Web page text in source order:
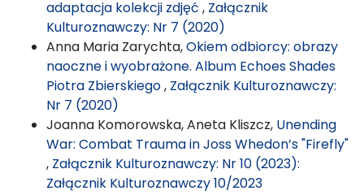
adaptacja kolekcji zdjęć , Załącznik
Kulturoznawczy: Nr 7 (2020)
Anna Maria Zarychta,Okiem odbiorcy: obrazy
naoczne i wyobrażone. Album Echoes Shades
Piotra Zbierskiego, Załącznik Kulturoznawczy:
Nr 7 (2020)
Joanna Komorowska, Aneta Kliszcz, Unending
War: Combat Trauma in Joss Whedon’s "Firefly"
, Załącznik Kulturoznawczy: Nr 10 (2023):
Załącznik Kulturoznawczy 10/2023